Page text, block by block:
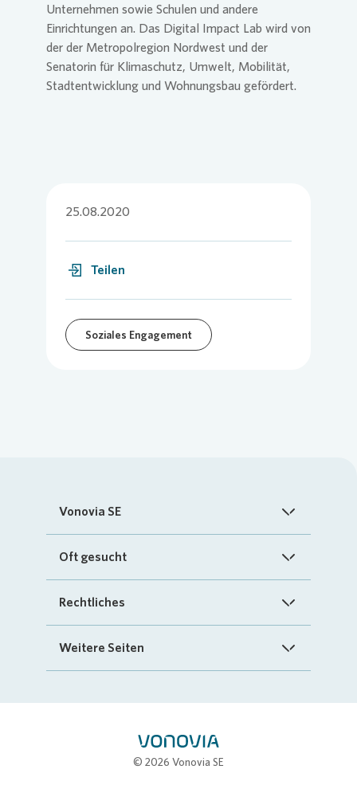
Unternehmen sowie Schulen und andere
Einrichtungen an. Das Digital Impact Lab wird von
der der Metropolregion Nordwest und der
Senatorin für Klimaschutz, Umwelt, Mobilität,
Stadtentwicklung und Wohnungsbau gefördert.
25.08.2020
Teilen
Soziales Engagement
Vonovia SE
Startseite
Investoren
Oft gesucht
FAQ
„Mein Vonovia“ App
Mein Zuhause
Rechtliches
Impressum
Weitere Seiten
© 2026 Vonovia SE